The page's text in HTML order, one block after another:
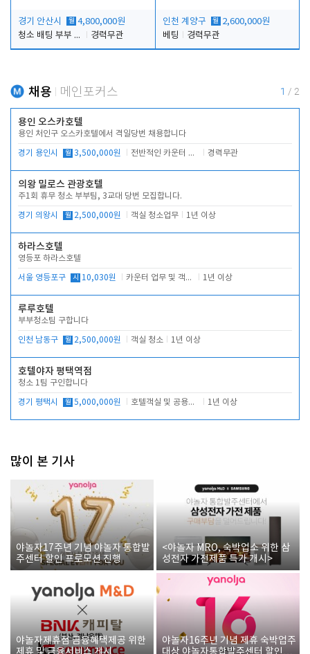
경기 안산시 월 4,800,000원
청소 배팅 부부 구합니다
경력무관
인천 계양구 월 2,600,000원
베팅
경력무관
채용 메인포커스 1 / 2
용인 오스카호텔
용인 처인구 오스카호텔에서 격일당번 채용합니다
경기 용인시 월 3,500,000원 전반적인 카운터 업무 경력무관
의왕 밀로스 관광호텔
주1회 휴무 청소 부부팀, 3교대 당번 모집합니다.
경기 의왕시 월 2,500,000원 객실 청소업무 1년 이상
하라스호텔
영등포 하라스호텔
서울 영등포구 시 10,030원 카운터 업무 및 객실관리(청소상태 확인, 객실판매) 1년 이상
루루호텔
부부청소팀 구합니다
인천 남동구 월 2,500,000원 객실 청소 1년 이상
호텔야자 평택역점
청소 1팀 구인합니다
경기 평택시 월 5,000,000원 호텔객실 및 공용시설 청소 관리 1년 이상
많이 본 기사
야놀자17주년 기념 야놀자 통합발
주센터 할인 프로모션 진행
<야놀자 MRO, 숙박업소 위한 삼
성전자 가전제품 특가 개시>
야놀자제휴점 금융혜택제공 위한
야놀자16주년 기념 제휴 숙박업주